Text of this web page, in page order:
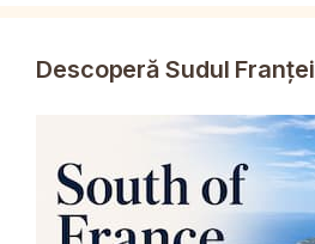
Descoperă Sudul Franței